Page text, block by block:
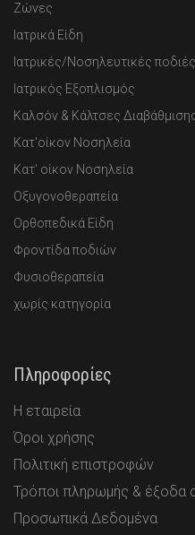
Ζώνες
Ιατρικά Είδη
Ιατρικές/Νοσηλευτικές ποδιές
Ιατρικός Εξοπλισμός
Καλσόν & Κάλτσες
Κατ'οίκον Νοσηλεία
Κατ’ οίκον Νοσηλεία
Οξυγονοθεραπεία
Ορθοπεδικά Είδη
Φροντίδα ποδιών
Φυσιοθεραπεία
χωρίς κατηγορία
Πληροφορίες
Η εταιρεία
Όροι χρήσης
Πολιτική επιστροφών
Τρόποι πληρωμής & έξοδα
Προσωπικά Δεδομένα